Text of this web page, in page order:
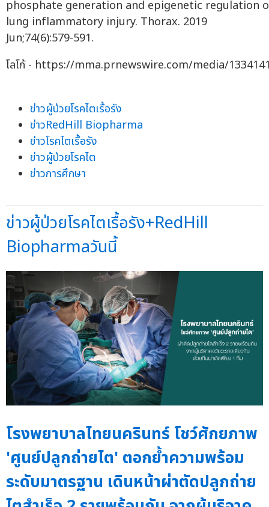
phosphate generation and epigenetic regulation
lung inflammatory injury. Thorax. 2019
Jun;74(6):579-591.
โลโก้ - https://mma.prnewswire.com/media/
ข่าวผู้ป่วยโรคไตเรื้อรัง
ข่าวRedHill Biopharma
ข่าวโรคไตเรื้อรัง
ข่าวผู้ป่วยโรคไต
ข่าวการศึกษา
ข่าวผู้ป่วยโรคไตเรื้อรัง+RedHill
Biopharmaวันนี้
โรงพยาบาลไทยนครินทร์ โชว์ศักยภาพ
'ศูนย์ปลูกถ่ายไต' ตอกย้ำความพร้อม
ระดับมาตรฐาน เดินหน้าผ่าตัดปลูกถ่าย